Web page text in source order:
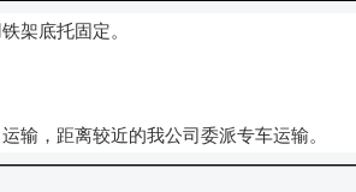
架底托固定。
输，距离较近的我公司委派专车运输。